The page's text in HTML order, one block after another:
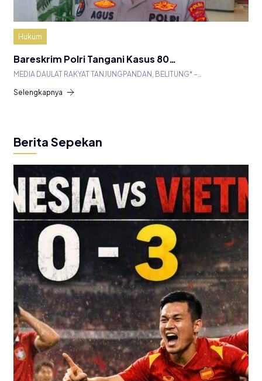
Hukum
Bareskrim Polri Tangani Kasus 80…
MEDIA DAULAT RAKYAT TANJUNGPANDAN, BELITUNG* –…
Selengkapnya
Berita Sepekan